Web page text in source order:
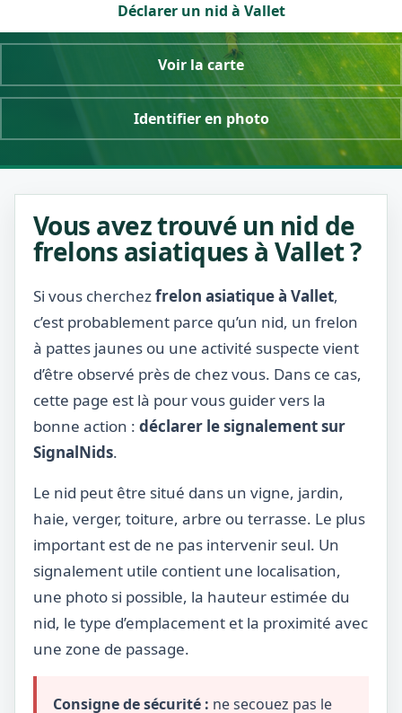
Déclarer un nid à Vallet
Voir la carte
Identifier en photo
Vous avez trouvé un nid de
frelons asiatiques à Vallet ?
Si vous cherchezfrelon asiatique à Vallet,
c’est probablement parce qu’un nid, un frelon
à pattes jaunes ou une activité suspecte vient
d’être observé près de chez vous. Dans ce cas,
cette page est là pour vous guider vers la
bonne action : déclarer le signalement sur
SignalNids.
Le nid peut être situé dans un vigne, jardin,
haie, verger, toiture, arbre ou terrasse. Le plus
important est de ne pas intervenir seul. Un
signalement utile contient une localisation,
une photo si possible, la hauteur estimée du
nid, le type d’emplacement et la proximité avec
une zone de passage.
Consigne de sécurité : ne secouez pas le